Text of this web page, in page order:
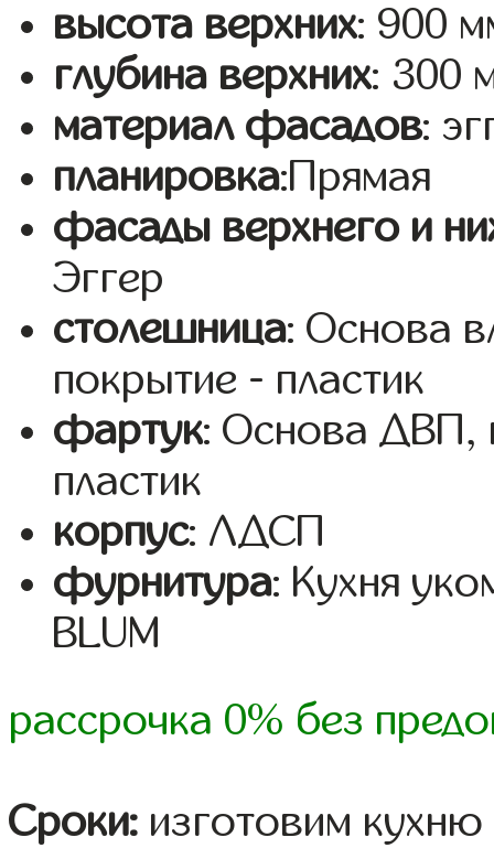
высота верхних: 900
глубина верхних: 300
материал фасадов:
планировка:Прямая
фасады верхнего и
Эггер
столешница: Основа
покрытие - пластик
фартук: Основа ДВП,
пластик
корпус: ЛДСП
фурнитура: Кухня
BLUM
рассрочка 0% без
Сроки: изготовим